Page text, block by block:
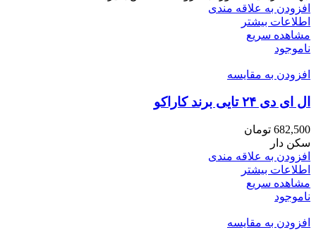
افزودن به علاقه مندی
اطلاعات بیشتر
مشاهده سریع
ناموجود
افزودن به مقایسه
ال ای دی ۲۴ تایی برند کاراکو
682,500 تومان
سکن دار
افزودن به علاقه مندی
اطلاعات بیشتر
مشاهده سریع
ناموجود
افزودن به مقایسه